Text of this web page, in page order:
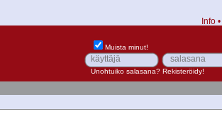
Info •
Muista minut!
Unohtuiko salasana? Rekisteröidy!